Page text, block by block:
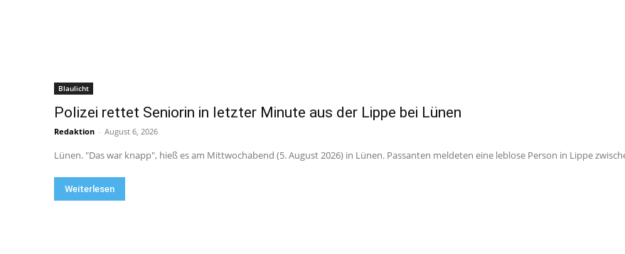
Blaulicht
Polizei rettet Seniorin in letzter Minute aus der Lippe bei Lünen
Redaktion - August 6, 2026
Lünen. "Das war knapp", hieß es am Mittwochabend (5. August 2026) in Lünen. Passanten meldeten eine leblose Person in Lippe
Weiterlesen